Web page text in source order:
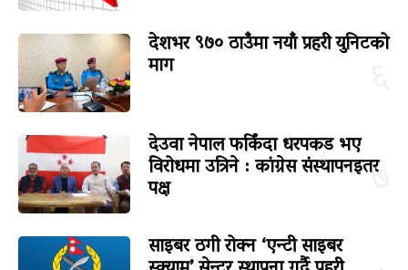
देशभर ९७० ठाउँमा नयाँ प्रहरी युनिटको
माग
७
देउवा नेपाल फर्किंदा धरपकड भए
विरोधमा उत्रिने : कांग्रेस संस्थापनइतर
पक्ष
साइबर ठगी रोक्न ‘एन्टी साइबर